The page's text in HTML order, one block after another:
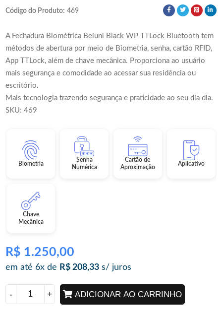
Código do Produto: 469
A Fechadura Biométrica Beluni Black WP TTLock Bluetooth tem
métodos de abertura por meio de Biometria, senha, cartão RFID,
App TTLock, além de chave mecânica. Proporciona ao usuário
mais segurança e comodidade ao acessar sua residência ou
escritório.
Mais tecnologia trazendo segurança e praticidade ao seu dia dia.
SKU: 469
Biometria
Senha
Numérica
Cartão de
Aproximação
Aplicativo
Chave
Mecânica
R$ 1.250,00
em até 6x de R$ 208,33 s/ juros
ADICIONAR AO CARRINHO